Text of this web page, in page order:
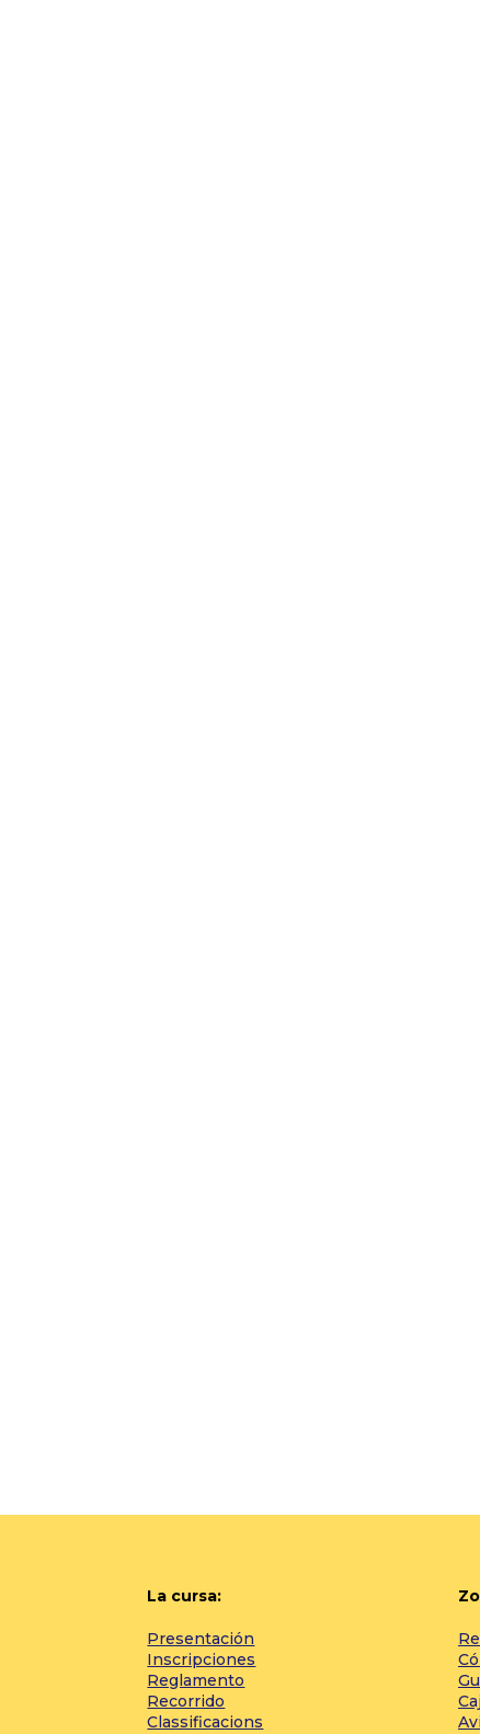
La cursa:
Presentación
Inscripciones
Reglamento
Recorrido
Classificacions